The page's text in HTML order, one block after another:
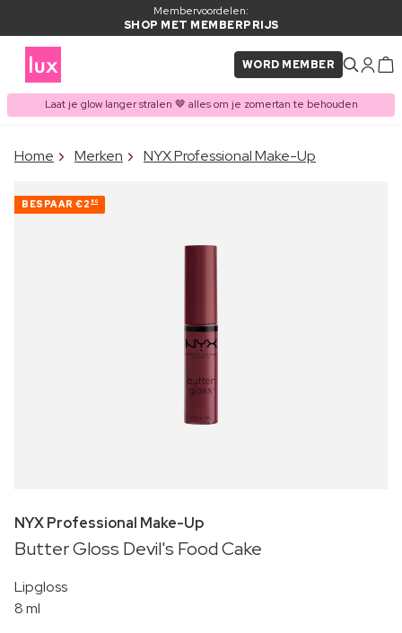
Membervoordelen:
SHOP MET MEMBERPRIJS
WORD MEMBER
Laat je glow langer stralen 🤎 alles om je zomertan te behouden
ITEM TOEGEVOEGD AAN
Vaak samen gekocht met
Home Merken NYX Professional Make-Up
BESPAAR €2 80
NYX Professional Make-Up
Butter Gloss Devil's Food Cake
Lipgloss
8 ml